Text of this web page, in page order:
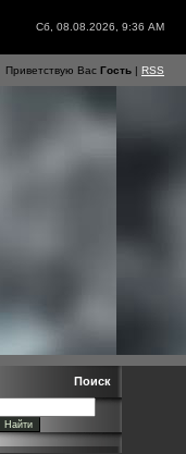
Сб, 08.08.2026, 9:36 AM
Приветствую Вас Гость | RSS
Поиск